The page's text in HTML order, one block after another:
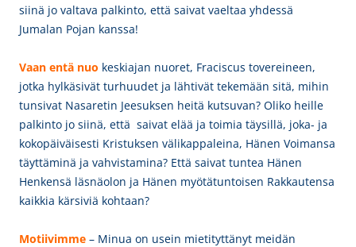
siinä jo valtava palkinto, että saivat vaeltaa yhdessä
Jumalan Pojan kanssa!
Vaan entä nuo keskiajan nuoret, Fraciscus tovereineen,
jotka hylkäsivät turhuudet ja lähtivät tekemään sitä, mihin
tunsivat Nasaretin Jeesuksen heitä kutsuvan? Oliko heille
palkinto jo siinä, että saivat elää ja toimia täysillä, joka- ja
kokopäiväisesti Kristuksen välikappaleina, Hänen Voimansa
täyttäminä ja vahvistamina? Että saivat tuntea Hänen
Henkensä läsnäolon ja Hänen myötätuntoisen Rakkautensa
kaikkia kärsiviä kohtaan?
Motiivimme – Minua on usein mietityttänyt meidän